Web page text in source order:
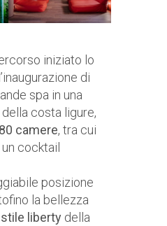
iniziato lo
di
spa in una
costa ligure,
80 camere, tra cui
cocktail
posizione
la bellezza
stile liberty della